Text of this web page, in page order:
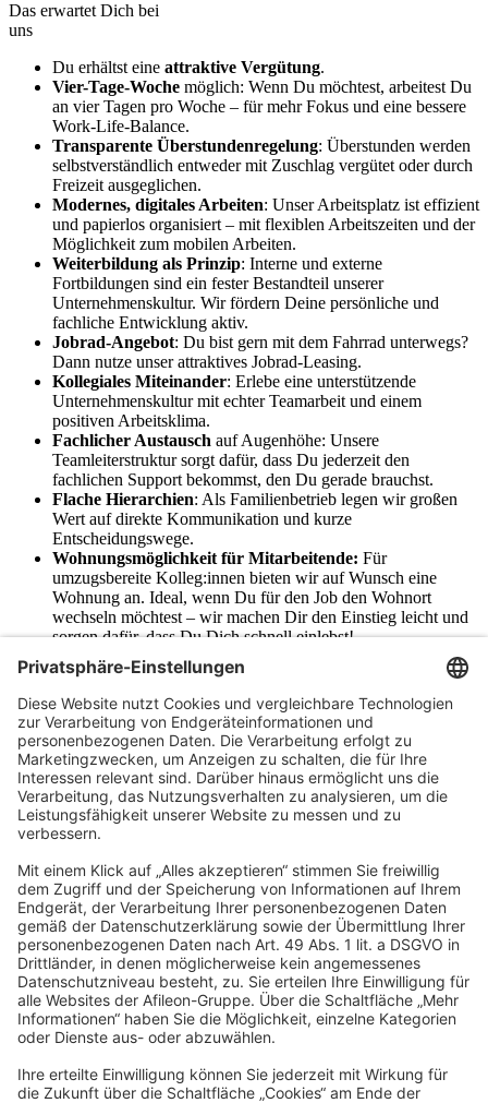
Das erwartet Dich bei
uns
Du erhältst eine attraktive Vergütung.
Vier-Tage-Woche möglich: Wenn Du möchtest, arbeitest Du
an vier Tagen pro Woche – für mehr Fokus und eine bessere
Work-Life-Balance.
Transparente Überstundenregelung: Überstunden werden
selbstverständlich entweder mit Zuschlag vergütet oder durch
Freizeit ausgeglichen.
Modernes, digitales Arbeiten: Unser Arbeitsplatz ist effizient
und papierlos organisiert – mit flexiblen Arbeitszeiten und der
Möglichkeit zum mobilen Arbeiten.
Weiterbildung als Prinzip: Interne und externe
Fortbildungen sind ein fester Bestandteil unserer
Unternehmenskultur. Wir fördern Deine persönliche und
fachliche Entwicklung aktiv.
Jobrad-Angebot: Du bist gern mit dem Fahrrad unterwegs?
Dann nutze unser attraktives Jobrad-Leasing.
Kollegiales Miteinander: Erlebe eine unterstützende
Unternehmenskultur mit echter Teamarbeit und einem
positiven Arbeitsklima.
Fachlicher Austausch auf Augenhöhe: Unsere
Teamleiterstruktur sorgt dafür, dass Du jederzeit den
fachlichen Support bekommst, den Du gerade brauchst.
Flache Hierarchien: Als Familienbetrieb legen wir großen
Wert auf direkte Kommunikation und kurze
Entscheidungswege.
Wohnungsmöglichkeit für Mitarbeitende: Für
umzugsbereite Kolleg:innen bieten wir auf Wunsch eine
Wohnung an. Ideal, wenn Du für den Job den Wohnort
wechseln möchtest – wir machen Dir den Einstieg leicht und
sorgen dafür, dass Du Dich schnell einlebst!
Stark vor Ort, bundesweit vernetzt
regional verwurzelten Kanzlei mit familiärem Betriebsklima
und entdecke gleichzeitig die Möglichkeiten der
bundesweiten Afileon Gruppe.
Gemeinsame Erlebnisse: Weihnachtsfeiern, Sommerfeste
und regelmäßige Teamevents gehören bei uns
selbstverständlich dazu – für ein starkes Miteinander auch
außerhalb des Arbeitsalltags.
Werde Teil des
Du möchtest in einer innovativen, digitalisierten Gruppe für
Steuerberatung, Wirtschaftsprüfung und Rechtsberatung arbeiten
und dabei aktiv zum Wachstum beitragen? Dann bist Du hier genau
richtig!
Bei uns sind alle Menschen willkommen - unabhängig von
Geschlecht, Nationalität, ethnischer und sozialer Herkunft,
Religion/Weltanschauung, Behinderung, Alter sowie sexueller
Orientierung.
Jetzt bewerben